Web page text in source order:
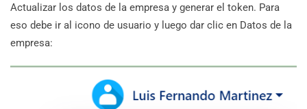
Actualizar los datos de la empresa y generar el token. Para
eso debe ir al icono de usuario y luego dar clic en Datos de la
empresa: